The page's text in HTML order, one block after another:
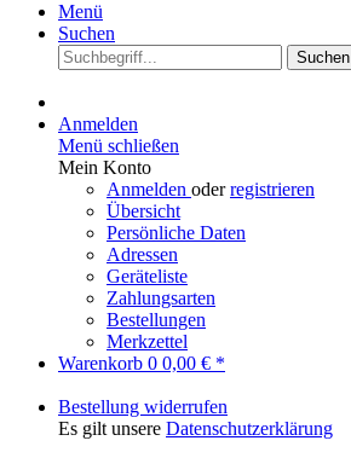
Menü
Suchen
Suchen
Anmelden
Menü schließen
Mein Konto
Anmelden oderregistrieren
Übersicht
Persönliche Daten
Adressen
Geräteliste
Zahlungsarten
Bestellungen
Merkzettel
Warenkorb 0 0,00 € *
Bestellung widerrufen
Es gilt unsere Datenschutzerklärung